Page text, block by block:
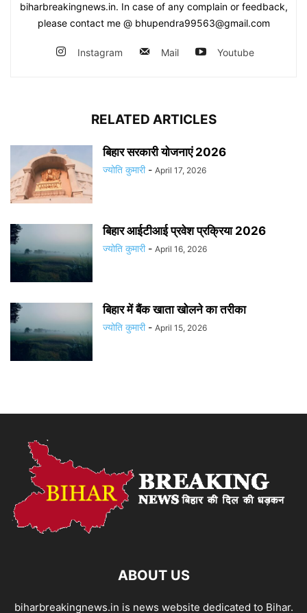
biharbreakingnews.in. In case of any complain or feedback,
please contact me @ bhupendra99563@gmail.com
Instagram Mail Youtube
RELATED ARTICLES
बिहार सरकारी योजनाएं 2026
ज्योति कुमारी - April 17, 2026
बिहार आईटीआई प्रवेश प्रक्रिया 2026
ज्योति कुमारी - April 16, 2026
बिहार में बैंक खाता खोलने का तरीका
ज्योति कुमारी - April 15, 2026
ABOUT US
biharbreakingnews.in is news website dedicated to Bihar.